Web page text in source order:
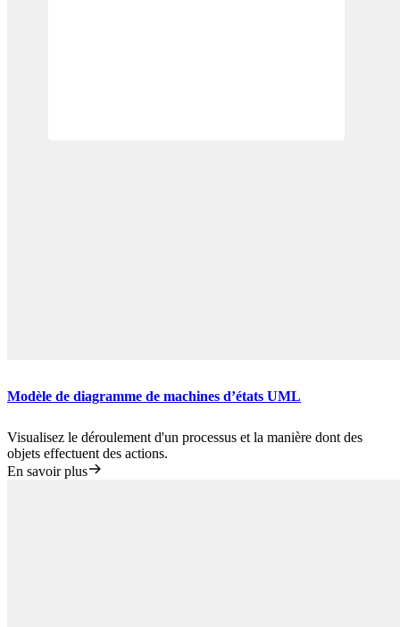
Modèle de diagramme de machines d’états UML
Visualisez le déroulement d'un processus et la manière dont des
objets effectuent des actions.
En savoir plus